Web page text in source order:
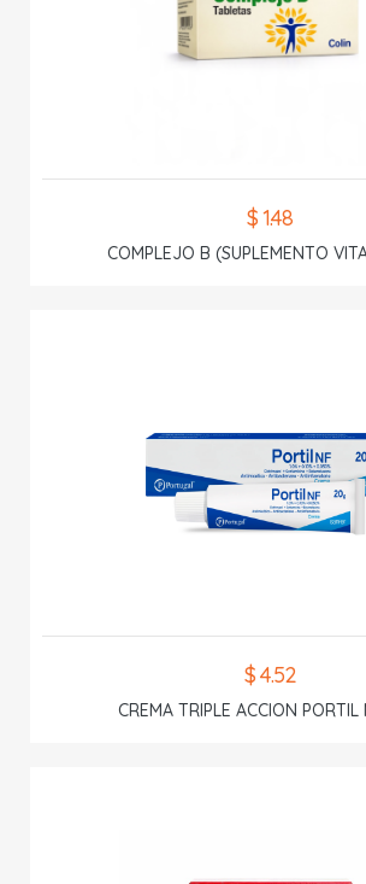
$ 1.48
COMPLEJO B (SUPLEMENTO
$ 4.52
CREMA TRIPLE ACCION